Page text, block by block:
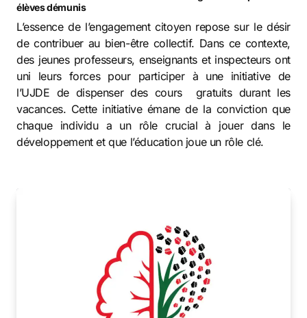
élèves démunis
L’essence de l’engagement citoyen repose sur le désir
de contribuer au bien-être collectif. Dans ce contexte,
des jeunes professeurs, enseignants et inspecteurs ont
uni leurs forces pour participer à une initiative de
l’UJDE de dispenser des cours gratuits durant les
vacances. Cette initiative émane de la conviction que
chaque individu a un rôle crucial à jouer dans le
développement et que l’éducation joue un rôle clé.